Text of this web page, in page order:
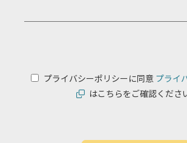
プライバシーポリシーに同意 プライ
はこちらをご確認くださ